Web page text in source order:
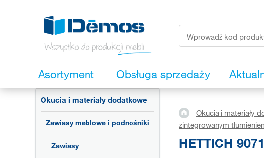
Asortyment Obsługa sprzedaży
Okucia i materiały dodatkowe
Zawiasy meblowe i podnośniki
Zawiasy
Okucia i materiały
zintegrowanym
HETTICH